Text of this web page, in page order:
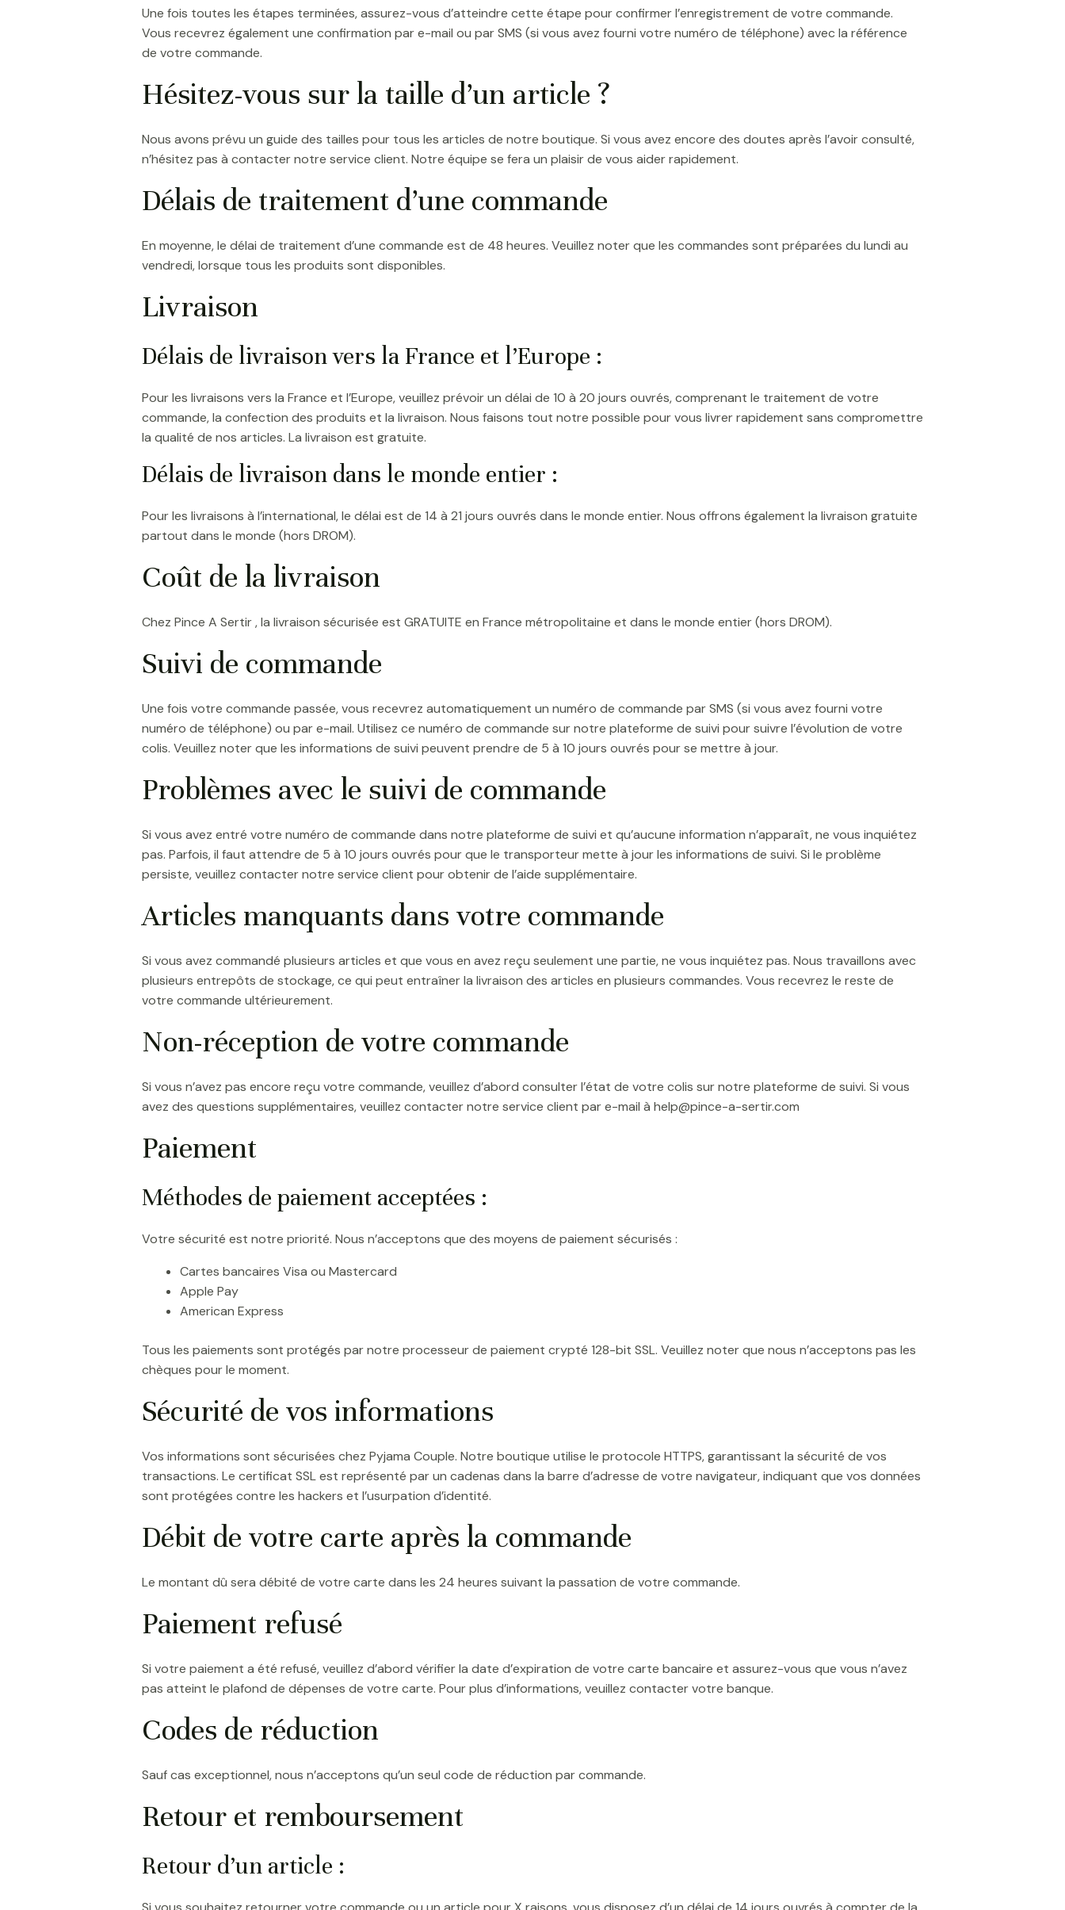
Une fois toutes les étapes terminées, assurez-vous d’atteindre cette étape pour confirmer l’enregistrement de votre commande.
Vous recevrez également une confirmation par e-mail ou par SMS (si vous avez fourni votre numéro de téléphone) avec la référence
de votre commande.
Hésitez-vous sur la taille d’un article ?
Nous avons prévu un guide des tailles pour tous les articles de notre boutique. Si vous avez encore des doutes après l’avoir consulté,
n’hésitez pas à contacter notre service client. Notre équipe se fera un plaisir de vous aider rapidement.
Délais de traitement d’une commande
En moyenne, le délai de traitement d’une commande est de 48 heures. Veuillez noter que les commandes sont préparées du lundi au
vendredi, lorsque tous les produits sont disponibles.
Livraison
Délais de livraison vers la France et l’Europe :
Pour les livraisons vers la France et l’Europe, veuillez prévoir un délai de 10 à 20 jours ouvrés, comprenant le traitement de votre
commande, la confection des produits et la livraison. Nous faisons tout notre possible pour vous livrer rapidement sans compromettre
la qualité de nos articles. La livraison est gratuite.
Délais de livraison dans le monde entier :
Pour les livraisons à l’international, le délai est de 14 à 21 jours ouvrés dans le monde entier. Nous offrons également la livraison gratuite
partout dans le monde (hors DROM).
Coût de la livraison
Chez Pince A Sertir , la livraison sécurisée est GRATUITE en France métropolitaine et dans le monde entier (hors DROM).
Suivi de commande
Une fois votre commande passée, vous recevrez automatiquement un numéro de commande par SMS (si vous avez fourni votre
numéro de téléphone) ou par e-mail. Utilisez ce numéro de commande sur notre plateforme de suivi pour suivre l’évolution de votre
colis. Veuillez noter que les informations de suivi peuvent prendre de 5 à 10 jours ouvrés pour se mettre à jour.
Problèmes avec le suivi de commande
Si vous avez entré votre numéro de commande dans notre plateforme de suivi et qu’aucune information n’apparaît, ne vous inquiétez
pas. Parfois, il faut attendre de 5 à 10 jours ouvrés pour que le transporteur mette à jour les informations de suivi. Si le problème
persiste, veuillez contacter notre service client pour obtenir de l’aide supplémentaire.
Articles manquants dans votre commande
Si vous avez commandé plusieurs articles et que vous en avez reçu seulement une partie, ne vous inquiétez pas. Nous travaillons avec
plusieurs entrepôts de stockage, ce qui peut entraîner la livraison des articles en plusieurs commandes. Vous recevrez le reste de
votre commande ultérieurement.
Non-réception de votre commande
Si vous n’avez pas encore reçu votre commande, veuillez d’abord consulter l’état de votre colis sur notre plateforme de suivi. Si vous
avez des questions supplémentaires, veuillez contacter notre service client par e-mail à help@pince-a-sertir.com
Paiement
Méthodes de paiement acceptées :
Votre sécurité est notre priorité. Nous n’acceptons que des moyens de paiement sécurisés :
Cartes bancaires Visa ou Mastercard
Apple Pay
American Express
Tous les paiements sont protégés par notre processeur de paiement crypté 128-bit SSL. Veuillez noter que nous n’acceptons pas les
chèques pour le moment.
Sécurité de vos informations
Vos informations sont sécurisées chez Pyjama Couple. Notre boutique utilise le protocole HTTPS, garantissant la sécurité de vos
transactions. Le certificat SSL est représenté par un cadenas dans la barre d’adresse de votre navigateur, indiquant que vos données
sont protégées contre les hackers et l’usurpation d’identité.
Débit de votre carte après la commande
Le montant dû sera débité de votre carte dans les 24 heures suivant la passation de votre commande.
Paiement refusé
Si votre paiement a été refusé, veuillez d’abord vérifier la date d’expiration de votre carte bancaire et assurez-vous que vous n’avez
pas atteint le plafond de dépenses de votre carte. Pour plus d’informations, veuillez contacter votre banque.
Codes de réduction
Sauf cas exceptionnel, nous n’acceptons qu’un seul code de réduction par commande.
Retour et remboursement
Retour d’un article :